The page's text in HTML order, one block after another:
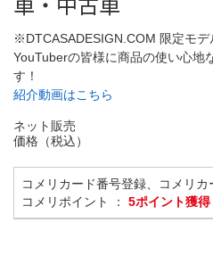
※DTCASADESIGN.COM 限定モデ
YouTuberの皆様に商品の使い心地
す！
紹介動画はこちら
ネット販売
価格（税込）
コメリカード番号登録、コメリ
コメリポイント ： 5ポイント獲得